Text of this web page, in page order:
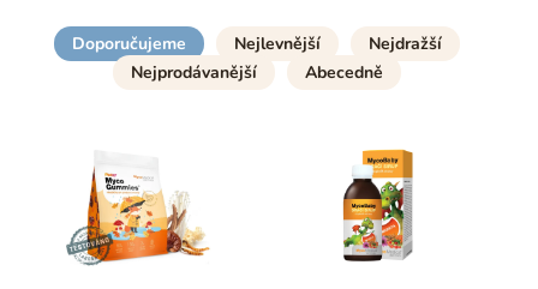
Doporučujeme Nejlevnější
Nejdražší
Nejprodávanější
Abecedně